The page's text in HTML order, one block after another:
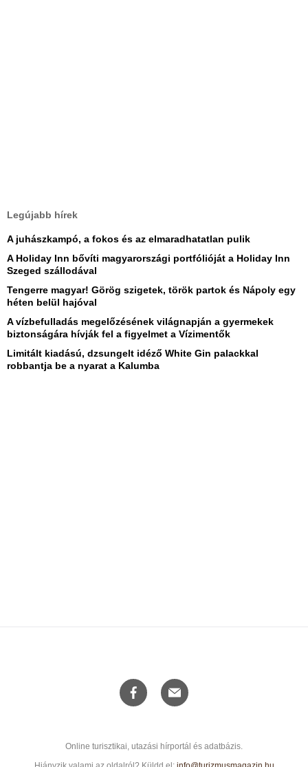
Legújabb hírek
A juhászkampó, a fokos és az elmaradhatatlan pulik
A Holiday Inn bővíti magyarországi portfólióját a Holiday Inn
Szeged szállodával
Tengerre magyar! Görög szigetek, török partok és Nápoly egy
héten belül hajóval
A vízbefulladás megelőzésének világnapján a gyermekek
biztonságára hívják fel a figyelmet a Vízimentők
Limitált kiadású, dzsungelt idéző White Gin palackkal
robbantja be a nyarat a Kalumba
Online turisztikai, utazási hírportál és adatbázis.